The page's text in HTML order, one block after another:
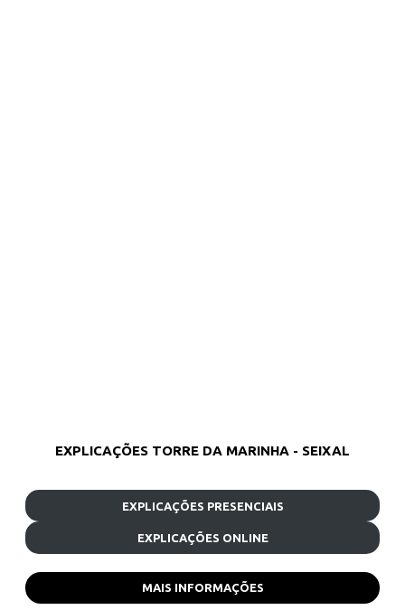
EXPLICAÇÕES TORRE DA MARINHA - SEIXAL
EXPLICAÇÕES PRESENCIAIS
EXPLICAÇÕES ONLINE
MAIS INFORMAÇÕES